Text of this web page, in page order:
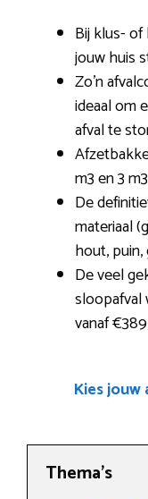
Bij klus-
jouw huis
Zo’n
ideaal om
afval te
m3 en 3
De
materiaal
hout,
De veel
sloopafval
vanaf
Kies
Thema’s